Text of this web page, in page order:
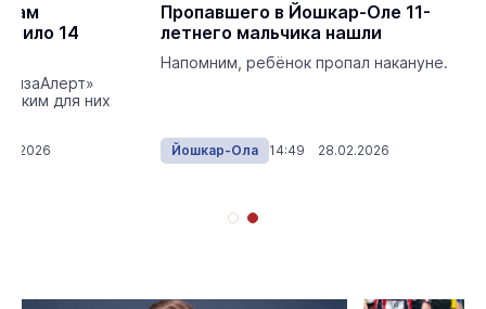
14
для них
Пропавшего в Йошкар-Оле 11-
летнего мальчика нашли
Напомним, ребёнок пропал накануне.
Йошкар-Ола 14:49 28.02.2026